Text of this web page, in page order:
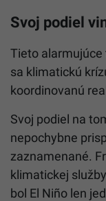
Svoj podiel
Tieto
sa klimatickú
koordinovanú
Svoj podiel na
nepochybne
zaznamenané.
klimatickej
bol El Niño len